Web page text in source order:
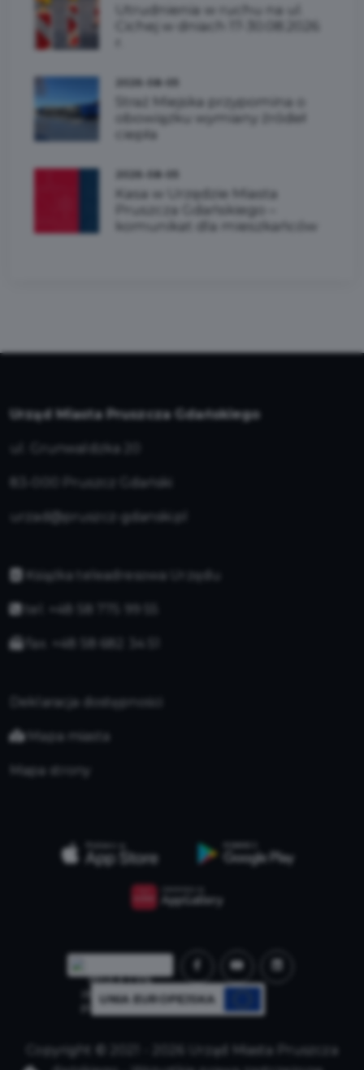
Utrudnienia w ruchu na ul.
Cichej w dniach 17-30.08.2026
Straż Miejska przypomina o
obowiązku wymiany źródeł
ciepła
Kasa w Urzędzie Miasta
Pruszcza Gdańskiego –
komunikat dla mieszkańców
Urząd Miasta Pruszcza Gdańskiego
ul. Grunwaldzka 20
83-000 Pruszcz Gdański
urzad@pruszcz-gdanski.pl
Książka teleadresowa Urzędu
tel. +48 58 775 99 55
fax. +48 58 682 34 51
Deklaracja dostępności
Mapa miasta
Mapa strony
UNIA EUROPEJSKA
Copyright © 2021 - 2026 Urząd Miasta Pruszcza